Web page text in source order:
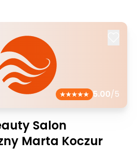
5.00/5
Salon
Marta Koczur